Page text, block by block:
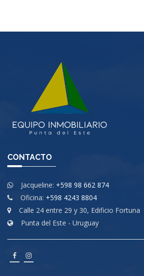
CONTACTO
Jacqueline: +598 98 662 874
Oficina: +598 4243 8804
Calle 24 entre 29 y 30, Edificio Fortuna
Punta del Este - Uruguay